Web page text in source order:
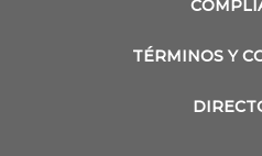
TÉRMINOS Y